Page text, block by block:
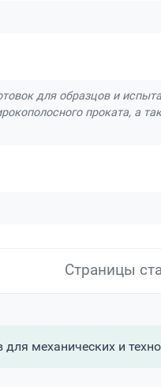
для образцов и
проката, а
Страницы
механических и